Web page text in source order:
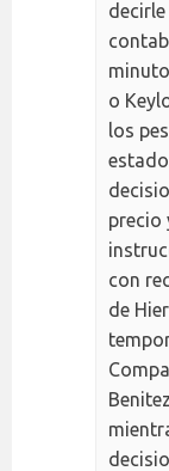
o
los
precio
con
de